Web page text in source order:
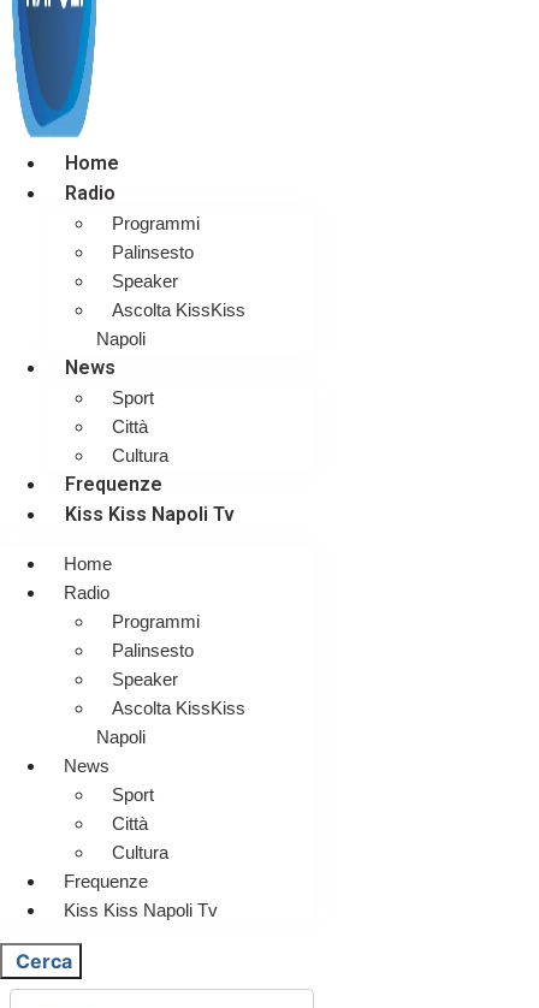
Home
Radio
Programmi
Palinsesto
Speaker
Ascolta KissKiss
Napoli
News
Sport
Città
Cultura
Frequenze
Kiss Kiss Napoli Tv
Home
Radio
Programmi
Palinsesto
Speaker
Ascolta KissKiss
Napoli
News
Sport
Città
Cultura
Frequenze
Kiss Kiss Napoli Tv
Cerca